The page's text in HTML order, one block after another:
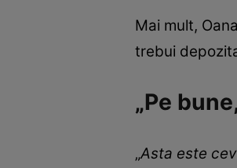
Mai mult,
trebui
„Pe
„Asta este